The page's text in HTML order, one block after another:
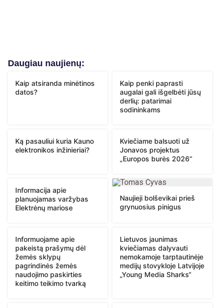
Daugiau naujienų:
Kaip atsiranda minėtinos
datos?
Kaip penki paprasti
augalai gali išgelbėti jūsų
derlių: patarimai
sodininkams
Ką pasauliui kuria Kauno
elektronikos inžinieriai?
Kviečiame balsuoti už
Jonavos projektus
„Europos burės 2026“
Informacija apie
planuojamas varžybas
Elektrėnų mariose
Naujieji bolševikai prieš
grynuosius pinigus
Informuojame apie
pakeistą prašymų dėl
žemės sklypų
pagrindinės žemės
naudojimo paskirties
keitimo teikimo tvarką
Lietuvos jaunimas
kviečiamas dalyvauti
nemokamoje tarptautinėje
medijų stovykloje Latvijoje
„Young Media Sharks“